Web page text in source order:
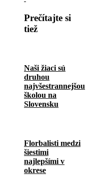
Prečítajte si
tiež
Naši žiaci sú
druhou
najvšestrannejšou
školou na
Slovensku
Florbalisti medzi
šiestimi
najlepšími v
okrese